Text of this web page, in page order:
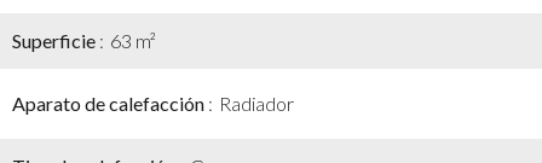
Superficie 63 m²
Aparato de calefacción Radiador